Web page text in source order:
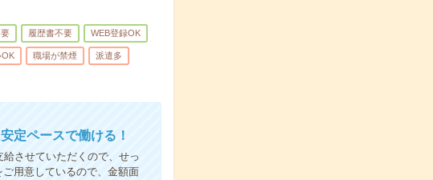
履歴書不要 WEB登録OK
OK 職場が禁煙 派遣多
定ペースで働ける！
させていただくので、せっ
用意しているので、金額面